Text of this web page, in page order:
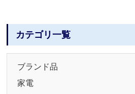
カテゴリ一覧
ブランド品
家電